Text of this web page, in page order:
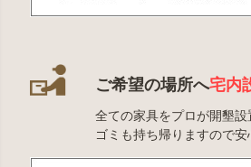
ご希望の場所へ宅内
全ての家具をプロが開墾設
ゴミも持ち帰りますので安